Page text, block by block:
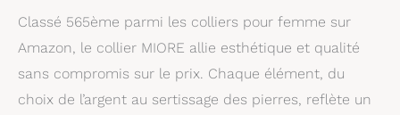
emballé. Les diamants
sont authentiques et
les pierres précieuses
correspondent
description. BIJOUX À
Classé 565ème parmi les colliers pour femme sur
Amazon, le collier MIORE allie esthétique et qualité
sans compromis sur le prix. Chaque élément, du
choix de l’argent au sertissage des pierres, reflète un